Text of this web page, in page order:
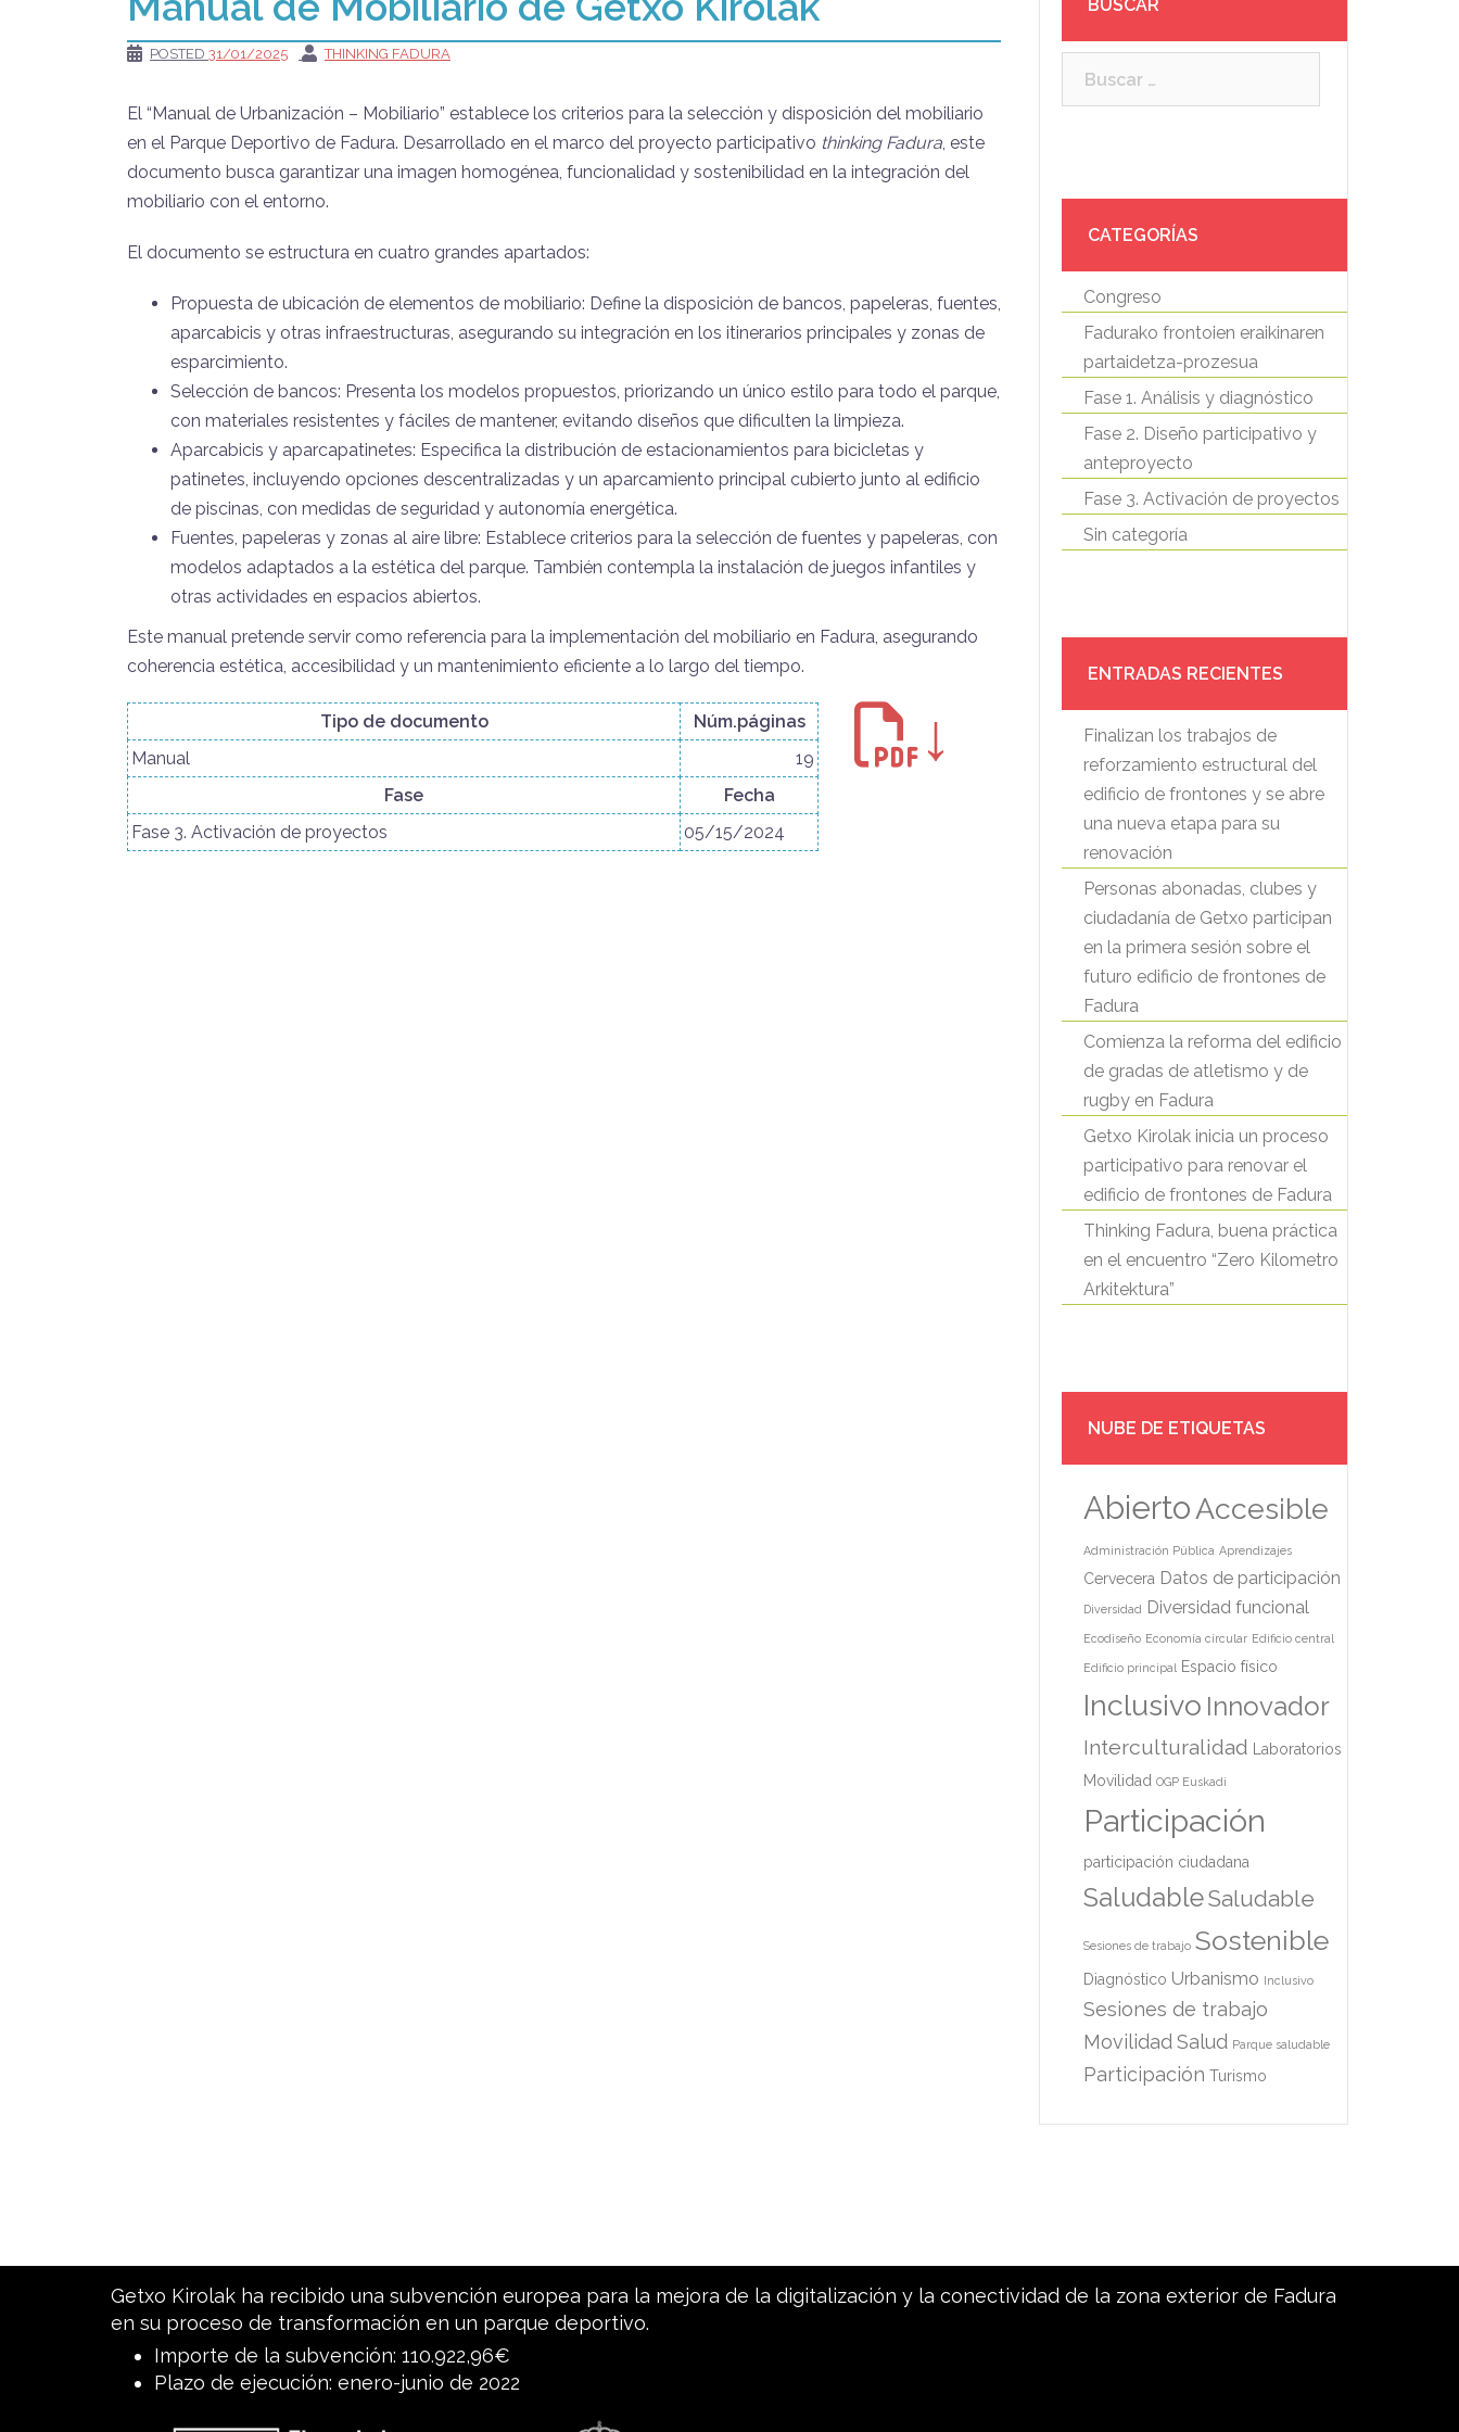
POSTED 31/01/2025 THINKING FADURA
El “Manual de Urbanización – Mobiliario” establece los criterios para la selección y disposición del mobiliario
en el Parque Deportivo de Fadura. Desarrollado en el marco del proyecto participativo thinking Fadura, este
documento busca garantizar una imagen homogénea, funcionalidad y sostenibilidad en la integración del
mobiliario con el entorno.
El documento se estructura en cuatro grandes apartados:
Propuesta de ubicación de elementos de mobiliario: Define la disposición de bancos, papeleras, fuentes,
aparcabicis y otras infraestructuras, asegurando su integración en los itinerarios principales y zonas de
esparcimiento.
Selección de bancos: Presenta los modelos propuestos, priorizando un único estilo para todo el parque,
con materiales resistentes y fáciles de mantener, evitando diseños que dificulten la limpieza.
Aparcabicis y aparcapatinetes: Especifica la distribución de estacionamientos para bicicletas y
patinetes, incluyendo opciones descentralizadas y un aparcamiento principal cubierto junto al edificio
de piscinas, con medidas de seguridad y autonomía energética.
Fuentes, papeleras y zonas al aire libre: Establece criterios para la selección de fuentes y papeleras, con
modelos adaptados a la estética del parque. También contempla la instalación de juegos infantiles y
otras actividades en espacios abiertos.
Este manual pretende servir como referencia para la implementación del mobiliario en Fadura, asegurando
coherencia estética, accesibilidad y un mantenimiento eficiente a lo largo del tiempo.
Tipo de documento
Núm.páginas
Manual
19
Fase
Fecha
Fase 3. Activación de proyectos
05/15/2024
↓
BUSCAR
CATEGORÍAS
Congreso
Fadurako frontoien eraikinaren
partaidetza-prozesua
Fase 1. Análisis y diagnóstico
Fase 2. Diseño participativo y
anteproyecto
Fase 3. Activación de proyectos
Sin categoría
ENTRADAS RECIENTES
Finalizan los trabajos de
reforzamiento estructural del
edificio de frontones y se abre
una nueva etapa para su
renovación
Personas abonadas, clubes y
ciudadanía de Getxo participan
en la primera sesión sobre el
futuro edificio de frontones de
Fadura
Comienza la reforma del edificio
de gradas de atletismo y de
rugby en Fadura
Getxo Kirolak inicia un proceso
participativo para renovar el
edificio de frontones de Fadura
Thinking Fadura, buena práctica
en el encuentro “Zero Kilometro
Arkitektura”
NUBE DE ETIQUETAS
AbiertoAccesible
Administración Pública Aprendizajes
Cervecera Datos de participación
Diversidad Diversidad funcional
Ecodiseño Economía circular Edificio central
Edificio principal Espacio físico
Inclusivo Innovador
Interculturalidad
Laboratorios
Movilidad OGP Euskadi
Participación
participación ciudadana
SaludableSaludable
Sesiones de trabajo Sostenible
Diagnóstico Urbanismo Inclusivo
Sesiones de trabajo
Movilidad Salud Parque saludable
Participación Turismo
Getxo Kirolak ha recibido una subvención europea para la mejora de la digitalización y la conectividad de la zona exterior de Fadura
en su proceso de transformación en un parque deportivo.
Importe de la subvención: 110.922,96€
Plazo de ejecución: enero-junio de 2022